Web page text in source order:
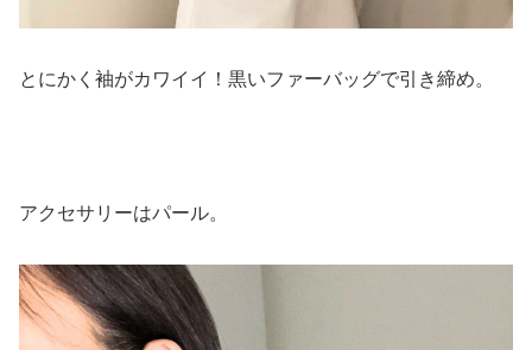
とにかく袖がカワイイ！黒いファーバッグで引き締め。
アクセサリーはパール。